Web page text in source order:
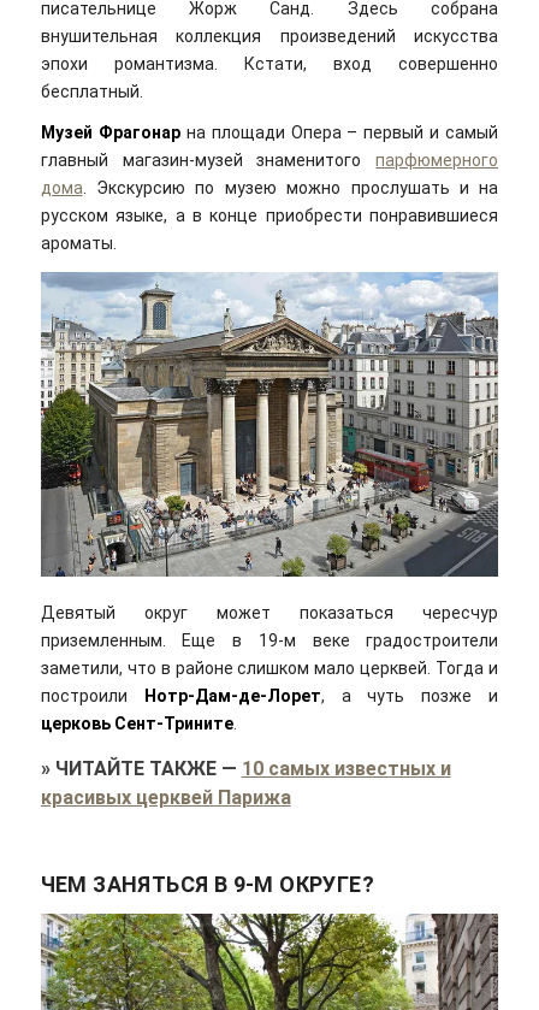
писательнице Жорж Санд. Здесь собрана
внушительная коллекция произведений искусства
эпохи романтизма. Кстати, вход совершенно
бесплатный.
Музей Фрагонарна площади Опера – первый и самый
главный магазин-музей знаменитогопарфюмерного
дома. Экскурсию по музею можно прослушать и на
русском языке, а в конце приобрести понравившиеся
ароматы.
Девятый округ может показаться чересчур
приземленным. Еще в 19-м веке градостроители
заметили, что в районе слишком мало церквей. Тогда и
построили
Нотр-Дам-де-Лорет, а чуть позже и
церковь Сент-Трините.
» ЧИТАЙТЕ ТАКЖЕ— 10 самых известных и
красивых церквей Парижа
ЧЕМ ЗАНЯТЬСЯ В 9-М ОКРУГЕ?